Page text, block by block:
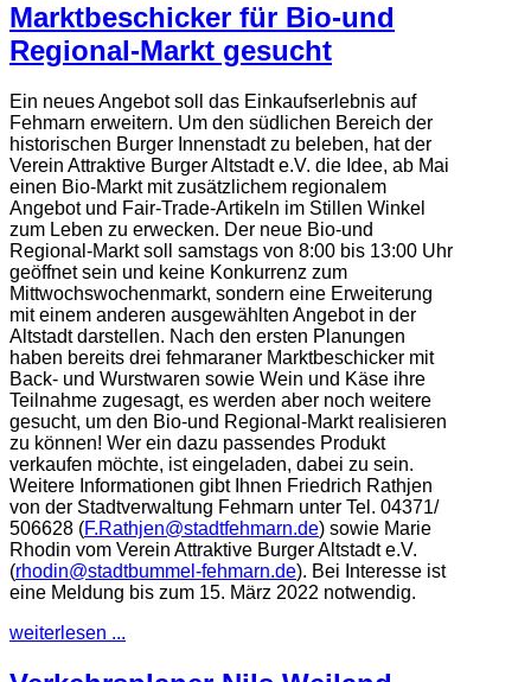
Marktbeschicker für Bio-und
Regional-Markt gesucht
Ein neues Angebot soll das Einkaufserlebnis auf
Fehmarn erweitern. Um den südlichen Bereich der
historischen Burger Innenstadt zu beleben, hat der
Verein Attraktive Burger Altstadt e.V. die Idee, ab Mai
einen Bio-Markt mit zusätzlichem regionalem
Angebot und Fair-Trade-Artikeln im Stillen Winkel
zum Leben zu erwecken. Der neue Bio-und
Regional-Markt soll samstags von 8:00 bis 13:00 Uhr
geöffnet sein und keine Konkurrenz zum
Mittwochswochenmarkt, sondern eine Erweiterung
mit einem anderen ausgewählten Angebot in der
Altstadt darstellen. Nach den ersten Planungen
haben bereits drei fehmaraner Marktbeschicker mit
Back- und Wurstwaren sowie Wein und Käse ihre
Teilnahme zugesagt, es werden aber noch weitere
gesucht, um den Bio-und Regional-Markt realisieren
zu können! Wer ein dazu passendes Produkt
verkaufen möchte, ist eingeladen, dabei zu sein.
Weitere Informationen gibt Ihnen Friedrich Rathjen
von der Stadtverwaltung Fehmarn unter Tel. 04371/
506628 (F.Rathjen@stadtfehmarn.de) sowie Marie
Rhodin vom Verein Attraktive Burger Altstadt e.V.
(rhodin@stadtbummel-fehmarn.de). Bei Interesse ist
eine Meldung bis zum 15. März 2022 notwendig.
weiterlesen ...